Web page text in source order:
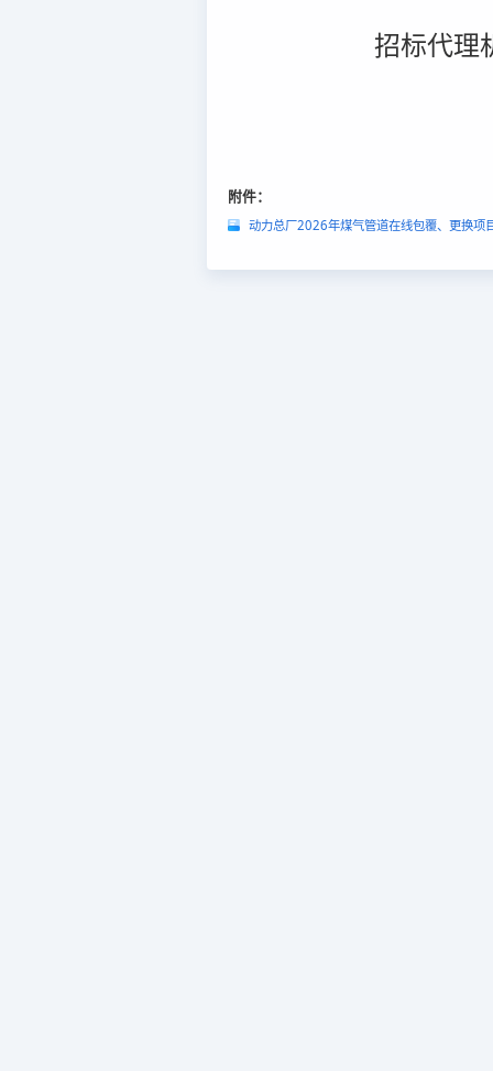
招标代理
附件：
动力总厂2026年煤气管道在线包覆、更换项